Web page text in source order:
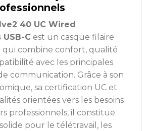
40 UC Wired
USB-C est un casque filaire
qui combine confort, qualité
avec les principales
communication. Grâce à son
sa certification UC et
orientées vers les besoins
professionnels, il constitue
pour le télétravail, les